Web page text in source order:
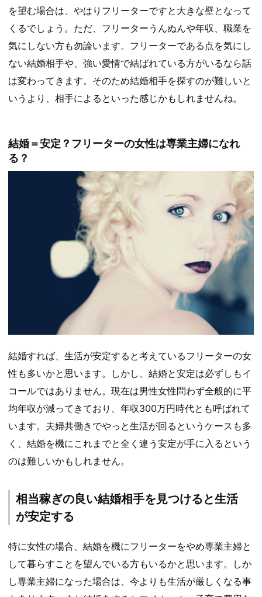
を望む場合は、やはりフリーターですと大きな壁となって
くるでしょう。ただ、フリーターうんぬんや年収、職業を
気にしない方も勿論います。フリーターである点を気にし
ない結婚相手や、強い愛情で結ばれている方がいるなら話
は変わってきます。そのため結婚相手を探すのが難しいと
いうより、相手によるといった感じかもしれませんね。
結婚＝安定？フリーターの女性は専業主婦になれ
る？
結婚すれば、生活が安定すると考えているフリーターの女
性も多いかと思います。しかし、結婚と安定は必ずしもイ
コールではありません。現在は男性女性問わず全般的に平
均年収が減ってきており、年収300万円時代とも呼ばれて
います。夫婦共働きでやっと生活が回るというケースも多
く、結婚を機にこれまでと全く違う安定が手に入るという
のは難しいかもしれません。
相当稼ぎの良い結婚相手を見つけると生活
が安定する
特に女性の場合、結婚を機にフリーターをやめ専業主婦と
して暮らすことを望んでいる方もいるかと思います。しか
し専業主婦になった場合は、今よりも生活が厳しくなる事